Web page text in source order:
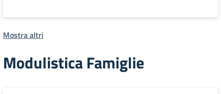
Mostra altri
Modulistica Famiglie